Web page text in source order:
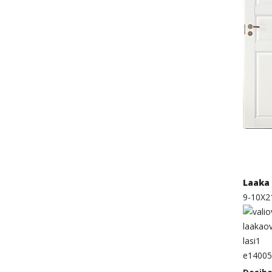
Laaka
9-